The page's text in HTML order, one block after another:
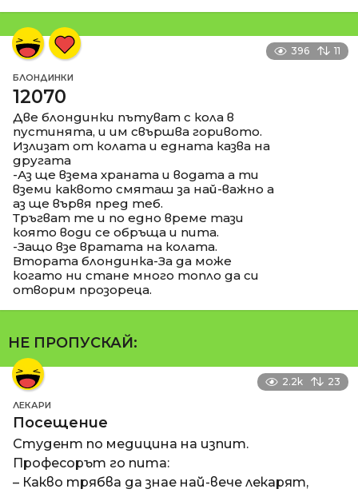
396 11
БЛОНДИНКИ
12070
Две блондинки пътуват с кола в
пустинята, и им свършва горивото.
Излизат от колата и едната казва на
другата
-Аз ще взема храната и водата а ти
вземи каквото смяташ за най-важно а
аз ще вървя пред теб.
Тръгват те и по едно време тази
която води се обръща и пита.
-Защо взе вратата на колата.
Втората блондинка-За да може
когато ни стане много топло да си
отворим прозореца.
НЕ ПРОПУСКАЙ:
2.2k 23
ЛЕКАРИ
Посещение
Студент по медицина на изпит.
Професорът го пита:
– Какво трябва да знае най-вече лекарят,